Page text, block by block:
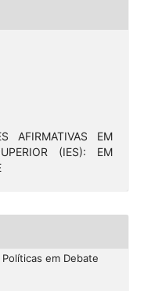
AFIRMATIVAS EM
(IES): EM
em Debate